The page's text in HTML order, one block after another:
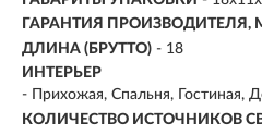
ГАРАНТИЯ ПРОИЗВОДИТЕЛЯ,
ДЛИНА (БРУТТО) - 18
ИНТЕРЬЕР
- Прихожая, Спальня, Гостиная,
КОЛИЧЕСТВО ИСТОЧНИКОВ